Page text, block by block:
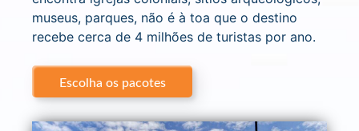
museus, parques, não é à toa que o destino
recebe cerca de 4 milhões de turistas por ano.
Escolha os pacotes